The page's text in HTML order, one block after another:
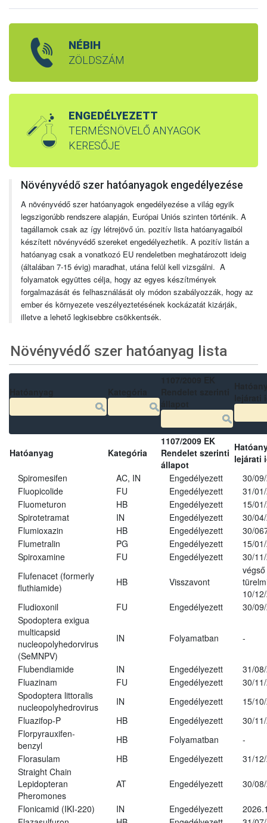
NÉBIH
ZÖLDSZÁM
ENGEDÉLYEZETT
TERMÉSNÖVELŐ ANYAGOK
KERESŐJE
Növényvédő szer hatóanyagok engedélyezése
A növényvédő szer hatóanyagok engedélyezése a világ egyik
legszigorúbb rendszere alapján, Európai Uniós szinten történik. A
tagállamok csak az így létrejövő ún. pozitív lista hatóanyagaiból
készített növényvédő szereket engedélyezhetik. A pozitív listán a
hatóanyag csak a vonatkozó EU rendeletben meghatározott ideig
(általában 7-15 évig) maradhat, utána felül kell vizsgálni. A
folyamatok együttes célja, hogy az egyes készítmények
forgalmazását és felhasználását oly módon szabályozzák, hogy az
ember és környezete veszélyeztetésének kockázatát kizárják,
illetve a lehető legkisebbre csökkentsék.
Növényvédő szer hatóanyag lista
Hatóanyag Kategória
1107/2009 EK
Rendelet szerinti
állapot
lejárati
Spiromesifen
AC, IN Engedélyezett
30/
Fluopicolide
FU Engedélyezett
31/
Fluometuron
HB Engedélyezett
15/
Spirotetramat
IN Engedélyezett
30/
Flumioxazin
HB Engedélyezett
30/
Flumetralin
PG Engedélyezett
15/
Spiroxamine
FU Engedélyezett
30/
Flufenacet (formerly
fluthiamide)
HB Visszavont
végső
10/
Fludioxonil
FU Engedélyezett
30/
Spodoptera exigua
multicapsid
nucleopolyhedorvirus
(SeMNPV)
IN Folyamatban -
Flubendiamide IN Engedélyezett
31/
Fluazinam
FU Engedélyezett
30/
Spodoptera littoralis
nucleopolyhedrovirus
IN Engedélyezett
15/
Fluazifop-P
HB Engedélyezett
30/
Florpyrauxifen-
benzyl
HB Folyamatban
-
Florasulam
HB Engedélyezett
31/
Straight Chain
Lepidopteran
Pheromones
AT Engedélyezett 30/
Flonicamid (IKI-220) IN Engedélyezett